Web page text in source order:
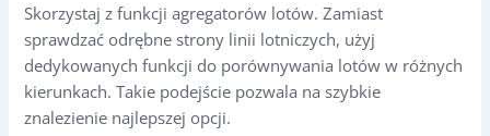
Skorzystaj z funkcji agregatorów lotów. Zamiast
sprawdzać odrębne strony linii lotniczych, użyj
dedykowanych funkcji do porównywania lotów w różnych
kierunkach. Takie podejście pozwala na szybkie
znalezienie najlepszej opcji.